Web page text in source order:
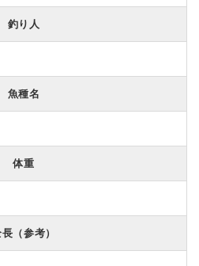
釣り人
魚種名
体重
（参考）